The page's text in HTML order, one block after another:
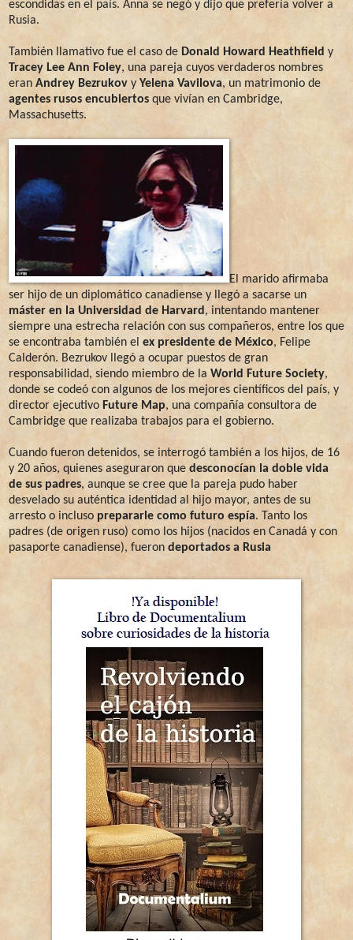
escondidas en el país. Anna se negó y dijo que prefería volver a
Rusia.
También llamativo fue el caso de Donald Howard Heathfield y
Tracey Lee Ann Foley, una pareja cuyos verdaderos nombres
eran Andrey Bezrukov y Yelena Vavilova, un matrimonio de
agentes rusos encubiertos que vivían en Cambridge,
Massachusetts.
El marido afirmaba
ser hijo de un diplomático canadiense y llegó a sacarse un
máster en la Universidad de Harvard , intentando mantener
siempre una estrecha relación con sus compañeros, entre los que
se encontraba también el ex presidente de México, Felipe
Calderón. Bezrukov llegó a ocupar puestos de gran
responsabilidad, siendo miembro de la World Future Society,
donde se codeó con algunos de los mejores científicos del país, y
director ejecutivo Future Map, una compañía consultora de
Cambridge que realizaba trabajos para el gobierno.
Cuando fueron detenidos, se interrogó también a los hijos, de 16
y 20 años, quienes aseguraron que desconocían la doble vida
de sus padres, aunque se cree que la pareja pudo haber
desvelado su auténtica identidad al hijo mayor, antes de su
arresto o incluso prepararle como futuro espía. Tanto los
padres (de origen ruso) como los hijos (nacidos en Canadá y con
pasaporte canadiense), fueron deportados a Rusia